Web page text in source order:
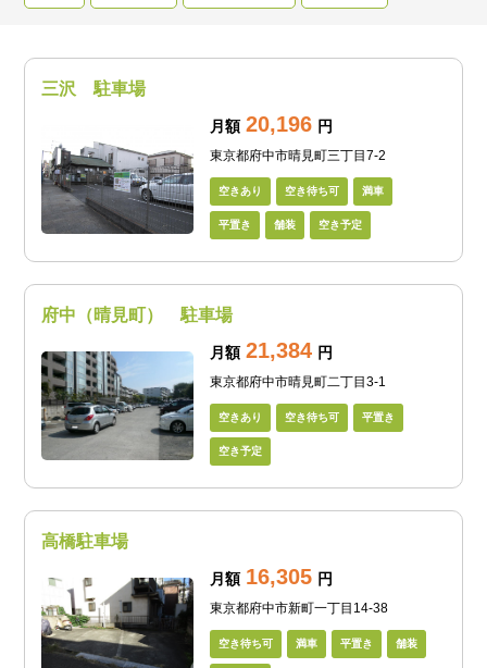
三沢 駐車場
月額 20,196 円
東京都府中市晴見町三丁目7-2
空きあり 空き待ち可 満車
平置き 舗装 空き予定
府中（晴見町） 駐車場
月額 21,384 円
東京都府中市晴見町二丁目3-1
空きあり 空き待ち可 平置き
空き予定
高橋駐車場
月額 16,305 円
東京都府中市新町一丁目14-38
空き待ち可 満車 平置き 舗装